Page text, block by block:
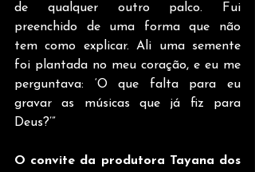
de qualquer outro palco. Fui
preenchido de uma forma que não
tem como explicar. Ali uma semente
foi plantada no meu coração, e eu me
perguntava: ‘O que falta para eu
gravar as músicas que já fiz para
Deus?’”
O convite da produtora Tayana dos